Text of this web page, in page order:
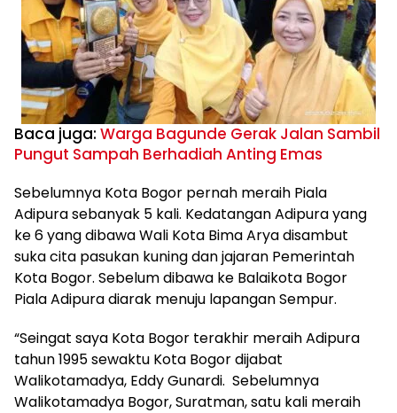
Baca juga: Warga Bagunde Gerak Jalan Sambil
Pungut Sampah Berhadiah Anting Emas
Sebelumnya Kota Bogor pernah meraih Piala
Adipura sebanyak 5 kali. Kedatangan Adipura yang
ke 6 yang dibawa Wali Kota Bima Arya disambut
suka cita pasukan kuning dan jajaran Pemerintah
Kota Bogor. Sebelum dibawa ke Balaikota Bogor
Piala Adipura diarak menuju lapangan Sempur.
“Seingat saya Kota Bogor terakhir meraih Adipura
tahun 1995 sewaktu Kota Bogor dijabat
Walikotamadya, Eddy Gunardi. Sebelumnya
Walikotamadya Bogor, Suratman, satu kali meraih